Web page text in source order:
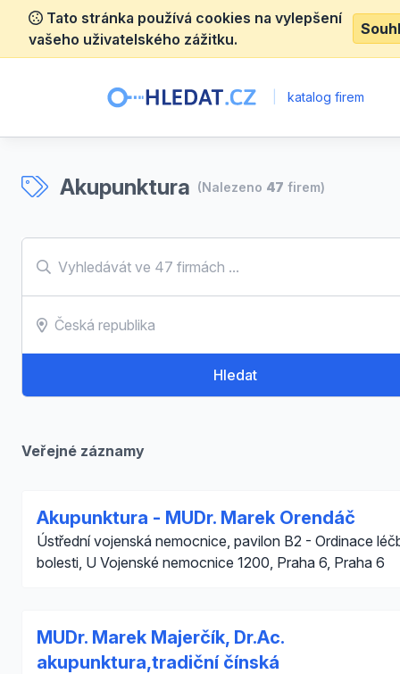
Tato stránka používá cookies na vylepšení
vašeho uživatelského zážitku.
katalog firem
Akupunktura (Nalezeno 47 firem)
Hledat
Veřejné záznamy
Akupunktura - MUDr. Marek Orendáč
Ústřední vojenská nemocnice, pavilon B2 - Ordinace
bolesti, U Vojenské nemocnice 1200, Praha 6, Praha 6
MUDr. Marek Majerčík, Dr.Ac.
akupunktura,tradiční čínská